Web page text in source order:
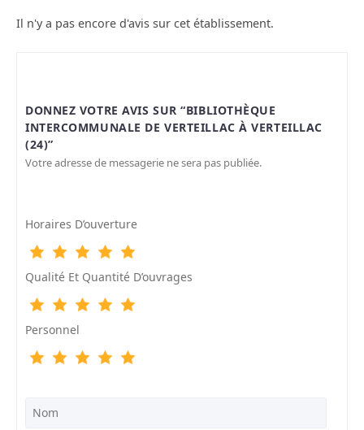
Il n'y a pas encore d'avis sur cet établissement.
DONNEZ VOTRE AVIS SUR “BIBLIOTHÈQUE
INTERCOMMUNALE DE VERTEILLAC À VERTEILLAC
(24)”
Votre adresse de messagerie ne sera pas publiée.
Horaires D’ouverture
Qualité Et Quantité D’ouvrages
Personnel